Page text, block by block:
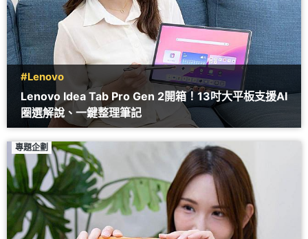
#Lenovo
Lenovo Idea Tab Pro Gen 2開箱！13吋大平板支援AI
圈選解說、一鍵整理筆記
專題企劃